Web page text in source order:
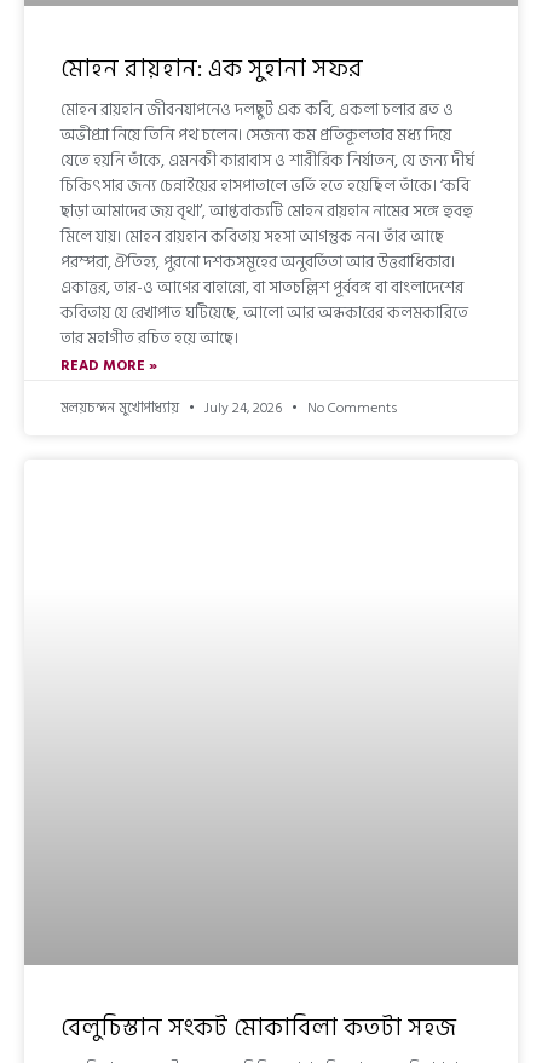
মোহন রায়হান: এক সুহানা সফর
মোহন রায়হান জীবনযাপনেও দলছুট এক কবি, একলা চলার ব্রত ও
অভীপ্সা নিয়ে তিনি পথ চলেন। সেজন্য কম প্রতিকূলতার মধ্য দিয়ে
যেতে হয়নি তাঁকে, এমনকী কারাবাস ও শারীরিক নির্যাতন, যে জন্য দীর্ঘ
চিকিৎসার জন্য চেন্নাইয়ের হাসপাতালে ভর্তি হতে হয়েছিল তাঁকে। ‘কবি
ছাড়া আমাদের জয় বৃথা’, আপ্তবাক্যটি মোহন রায়হান নামের সঙ্গে হুবহু
মিলে যায়। মোহন রায়হান কবিতায় সহসা আগন্তুক নন। তাঁর আছে
পরম্পরা, ঐতিহ্য, পুরনো দশকসমূহের অনুবর্তিতা আর উত্তরাধিকার।
একাত্তর, তার-ও আগের বাহান্নো, বা সাতচল্লিশ পূর্ববঙ্গ বা বাংলাদেশের
কবিতায় যে রেখাপাত ঘটিয়েছে, আলো আর অন্ধকারের কলমকারিতে
তার মহাগীত রচিত হয়ে আছে।
READ MORE »
মলয়চন্দন মুখোপাধ্যায়
July 24, 2026 No Comments
বেলুচিস্তান সংকট মোকাবিলা কতটা সহজ